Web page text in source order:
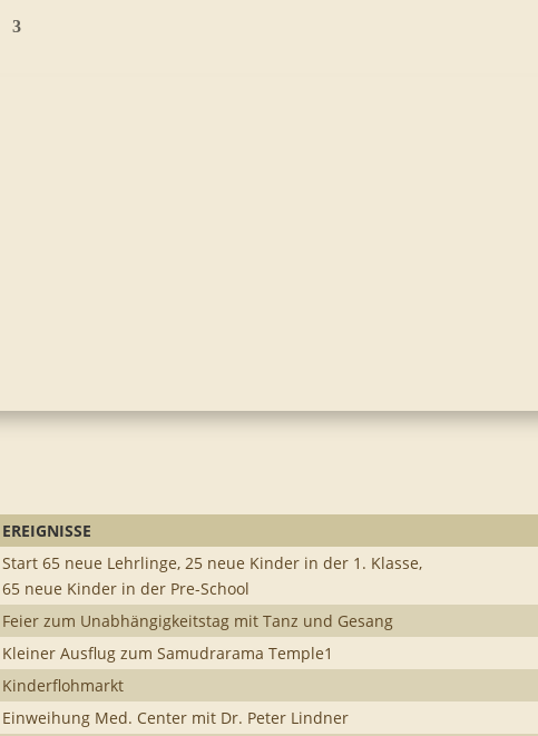
EREIGNISSE
Start 65 neue Lehrlinge, 25 neue Kinder in der 1. Klasse,
65 neue Kinder in der Pre-School
Feier zum Unabhängigkeitstag mit Tanz und Gesang
Kleiner Ausflug zum Samudrarama Temple1
Kinderflohmarkt
Einweihung Med. Center mit Dr. Peter Lindner